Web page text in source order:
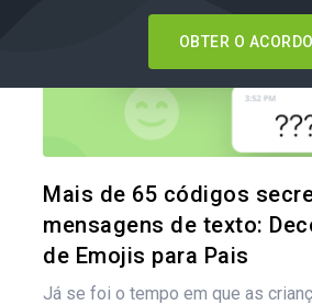
OBTER O ACORDO
Mais de 65 códigos
mensagens de texto:
de Emojis para Pais
Já se foi o tempo em que as